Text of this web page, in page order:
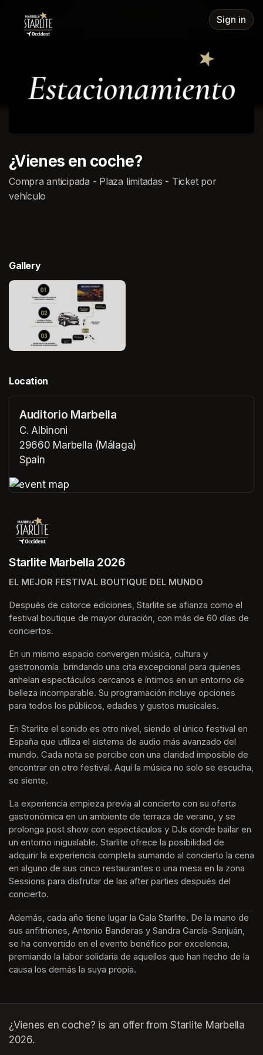
Sign in
¿Vienes en coche?
Compra anticipada - Plaza limitadas - Ticket por
vehículo
Gallery
Location
Auditorio Marbella
C. Albinoni
29660 Marbella (Málaga)
Spain
Starlite Marbella 2026
EL MEJOR FESTIVAL BOUTIQUE DEL MUNDO
Después de catorce ediciones, Starlite se afianza como el
festival boutique de mayor duración, con más de 60 días de
conciertos.
En un mismo espacio convergen música, cultura y
gastronomía  brindando una cita excepcional para quienes
anhelan espectáculos cercanos e íntimos en un entorno de
belleza incomparable. Su programación incluye opciones
para todos los públicos, edades y gustos musicales.
En Starlite el sonido es otro nivel, siendo el único festival en
España que utiliza el sistema de audio más avanzado del
mundo. Cada nota se percibe con una claridad imposible de
encontrar en otro festival. Aquí la música no solo se escucha,
se siente.
La experiencia empieza previa al concierto con su oferta
gastronómica en un ambiente de terraza de verano, y se
prolonga post show con espectáculos y DJs donde bailar en
un entorno inigualable. Starlite ofrece la posibilidad de
adquirir la experiencia completa sumando al concierto la cena
en alguno de sus cinco restaurantes o una mesa en la zona
Sessions para disfrutar de las after parties después del
concierto.
Además, cada año tiene lugar la Gala Starlite. De la mano de
sus anfitriones, Antonio Banderas y Sandra García-Sanjuán,
se ha convertido en el evento benéfico por excelencia,
premiando la labor solidaria de aquellos que han hecho de la
causa los demás la suya propia.
¿Vienes en coche? is an offer from Starlite Marbella
2026.